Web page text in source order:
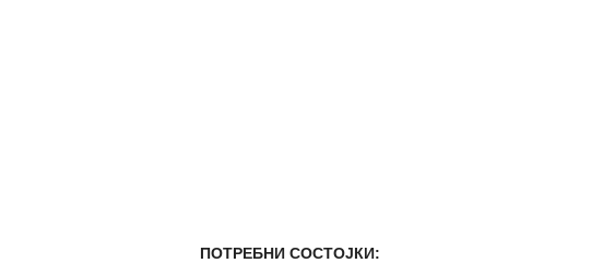
ПОТРЕБНИ СОСТОЈКИ: